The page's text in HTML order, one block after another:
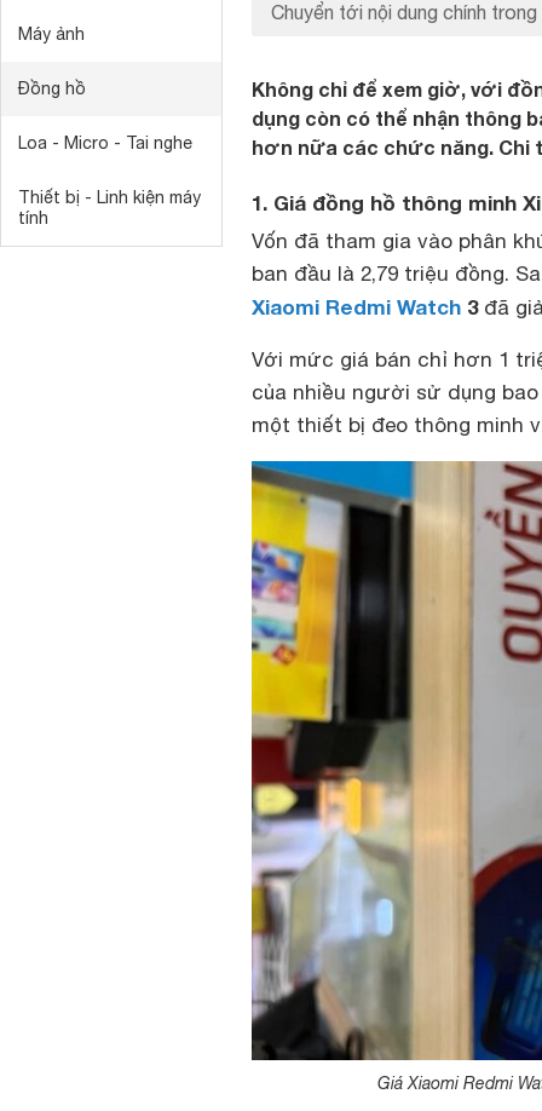
Máy ảnh
Đồng hồ
Loa - Micro - Tai nghe
Thiết bị - Linh kiện máy
tính
Chuyển tới nội dung chính trong
Không chỉ để xem giờ, với
dụng còn có thể nhận thông
hơn nữa các chức năng. Chi
1. Giá đồng hồ thông minh
Vốn đã tham gia vào phân
ban đầu là 2,79 triệu đồng.
Xiaomi Redmi Watch 3đã
Với mức giá bán chỉ hơn 1
của nhiều người sử dụng
một thiết bị đeo thông minh
Giá Xiaomi Redmi